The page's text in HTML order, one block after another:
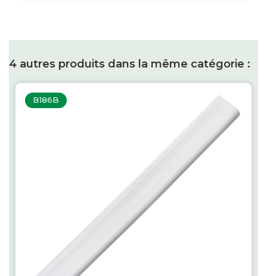
4 autres produits dans la même catégorie :
B186B